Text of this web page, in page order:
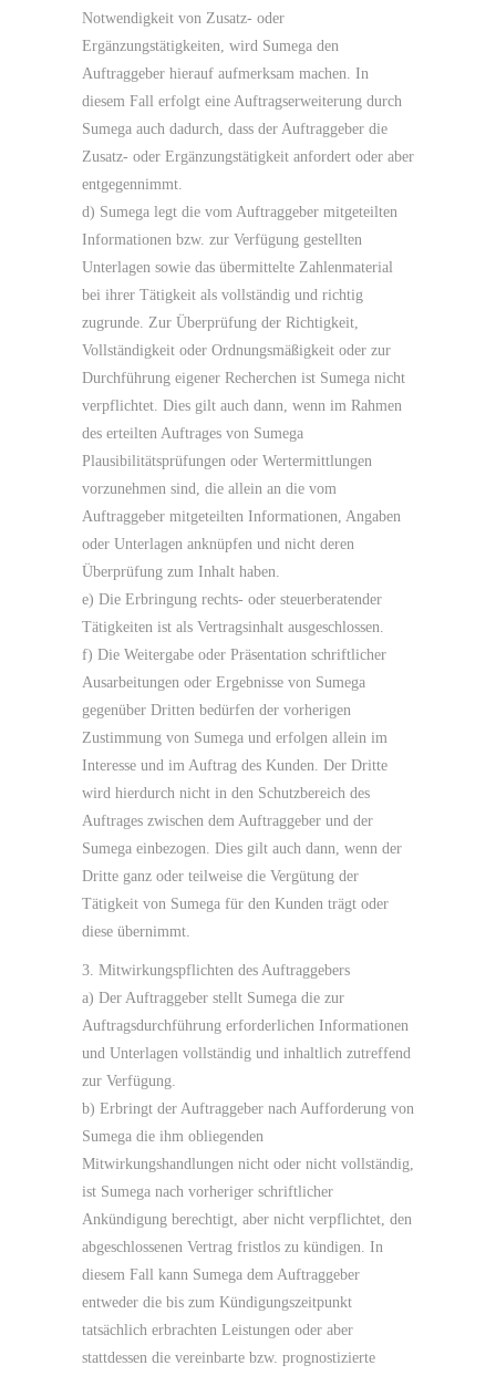
Notwendigkeit von Zusatz- oder
Ergänzungstätigkeiten, wird Sumega den
Auftraggeber hierauf aufmerksam machen. In
diesem Fall erfolgt eine Auftragserweiterung durch
Sumega auch dadurch, dass der Auftraggeber die
Zusatz- oder Ergänzungstätigkeit anfordert oder aber
entgegennimmt.
d) Sumega legt die vom Auftraggeber mitgeteilten
Informationen bzw. zur Verfügung gestellten
Unterlagen sowie das übermittelte Zahlenmaterial
bei ihrer Tätigkeit als vollständig und richtig
zugrunde. Zur Überprüfung der Richtigkeit,
Vollständigkeit oder Ordnungsmäßigkeit oder zur
Durchführung eigener Recherchen ist Sumega nicht
verpflichtet. Dies gilt auch dann, wenn im Rahmen
des erteilten Auftrages von Sumega
Plausibilitätsprüfungen oder Wertermittlungen
vorzunehmen sind, die allein an die vom
Auftraggeber mitgeteilten Informationen, Angaben
oder Unterlagen anknüpfen und nicht deren
Überprüfung zum Inhalt haben.
e) Die Erbringung rechts- oder steuerberatender
Tätigkeiten ist als Vertragsinhalt ausgeschlossen.
f) Die Weitergabe oder Präsentation schriftlicher
Ausarbeitungen oder Ergebnisse von Sumega
gegenüber Dritten bedürfen der vorherigen
Zustimmung von Sumega und erfolgen allein im
Interesse und im Auftrag des Kunden. Der Dritte
wird hierdurch nicht in den Schutzbereich des
Auftrages zwischen dem Auftraggeber und der
Sumega einbezogen. Dies gilt auch dann, wenn der
Dritte ganz oder teilweise die Vergütung der
Tätigkeit von Sumega für den Kunden trägt oder
diese übernimmt.
3. Mitwirkungspflichten des Auftraggebers
a) Der Auftraggeber stellt Sumega die zur
Auftragsdurchführung erforderlichen Informationen
und Unterlagen vollständig und inhaltlich zutreffend
zur Verfügung.
b) Erbringt der Auftraggeber nach Aufforderung von
Sumega die ihm obliegenden
Mitwirkungshandlungen nicht oder nicht vollständig,
ist Sumega nach vorheriger schriftlicher
Ankündigung berechtigt, aber nicht verpflichtet, den
abgeschlossenen Vertrag fristlos zu kündigen. In
diesem Fall kann Sumega dem Auftraggeber
entweder die bis zum Kündigungszeitpunkt
tatsächlich erbrachten Leistungen oder aber
stattdessen die vereinbarte bzw. prognostizierte